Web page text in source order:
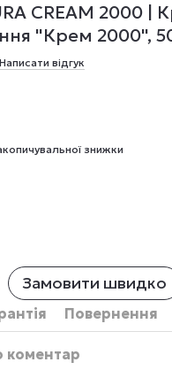
CREAM 2000 |
"Крем 2000",
Написати відгук
знижки
Замовити швидко
Повернення
коментар